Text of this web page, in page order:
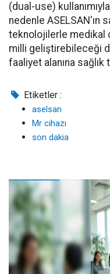
(dual-use)
nedenle ASELSAN'ın
teknolojilerle medikal
milli geliştirebileceği
faaliyet alanına
Etiketler :
aselsan
Mr cihazı
son dakia